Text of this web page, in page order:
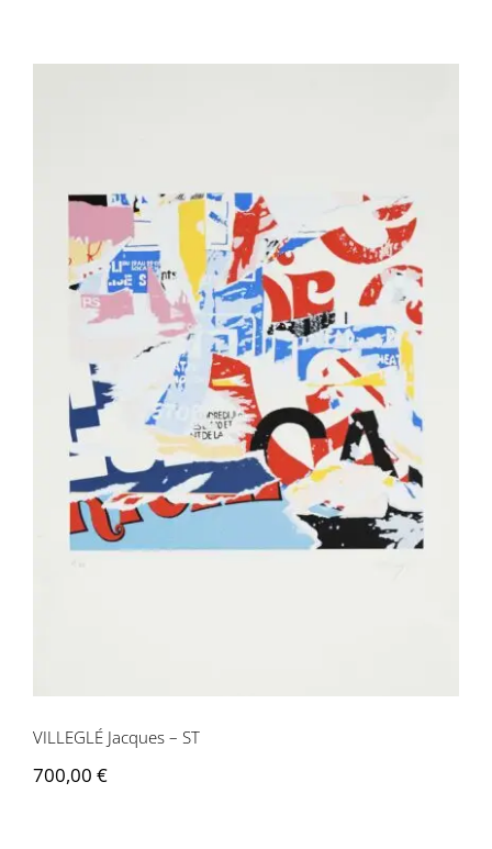
VILLEGLÉ Jacques – ST
VILLEGLÉ Jacques – ST
700,00 €